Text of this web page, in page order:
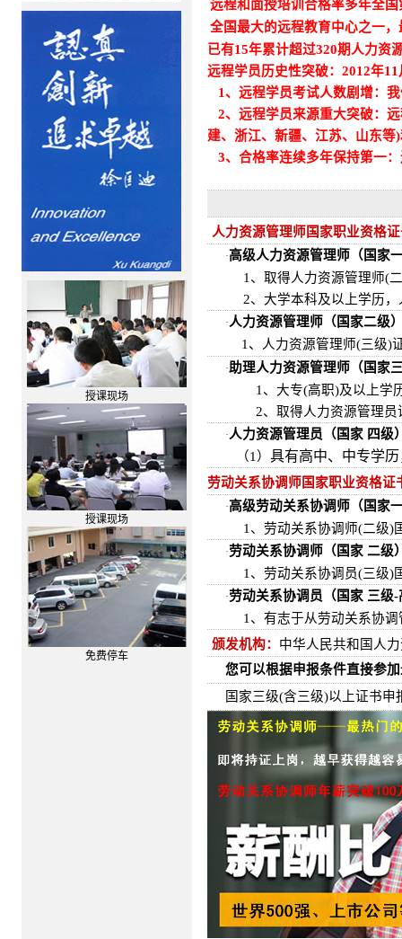
授课现场
授课现场
免费停车
远程和面授培训合格率多年全
全国最大的远程教育中心之一
已有15年累计超过320期人力资
远程学员历史性突破：2012年11
1、远程学员考试人数剧增：
2、远程学员来源重大突破：
建、浙江、新疆、江苏、山东
3、合格率连续多年保持第一：
人力资源管理师国家职业资格
·高级人力资源管理师（国家
1、取得人力资源管理师(二
2、大学本科及以上学历，
· 人力资源管理师（国家二级
1、人力资源管理师(三级)
·助理人力资源管理师（国家
1、大专(高职)及以上学历
2、取得人力资源管理员
· 人力资源管理员（国家 四级
（1） 具有高中、中专学
劳动关系协调师国家职业资格证
·高级劳动关系协调师（国家
1、劳动关系协调师(二级)
·劳动关系协调师（国家 二级
1、劳动关系协调员(三级)
·劳动关系协调员（国家 三级-
1、 有志于从劳动关系协
颁发机构： 中华人民共和国人
您可以根据申报条件直接参
国家三级(含三级)以上证书